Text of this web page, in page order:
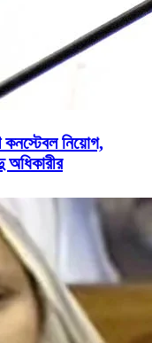
নিয়োগ,
অধিকারীর